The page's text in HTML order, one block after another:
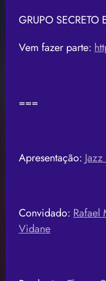
GRUPO SECRETO
Vem fazer parte:
===
Apresentação:
Convidado: Rafael
Vidane